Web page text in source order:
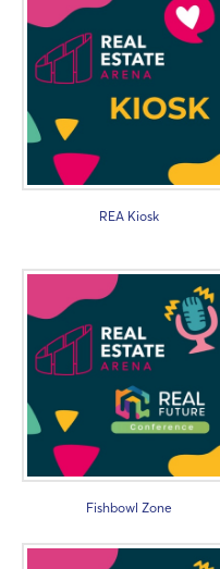
REA Kiosk
Fishbowl Zone